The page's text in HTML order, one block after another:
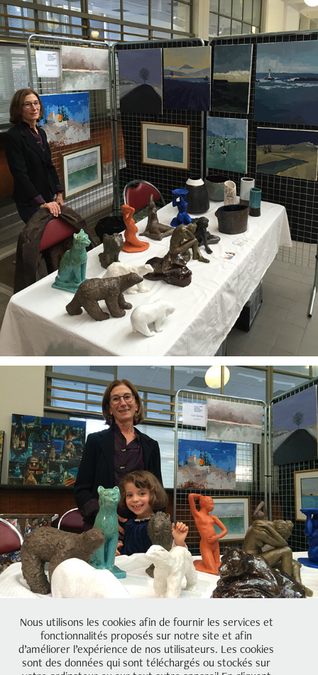
Nous utilisons les cookies afin de fournir les services et
fonctionnalités proposés sur notre site et afin
d’améliorer l’expérience de nos utilisateurs. Les cookies
sont des données qui sont téléchargés ou stockés sur